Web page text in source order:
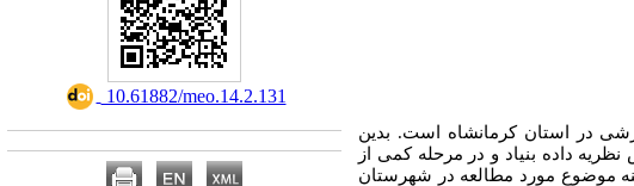
در استان کرمانشاه است. بدین
داده بنیاد و در مرحله کمی از
موضوع مورد مطالعه در شهرستان
‎ 10.61882/meo.14.2.131